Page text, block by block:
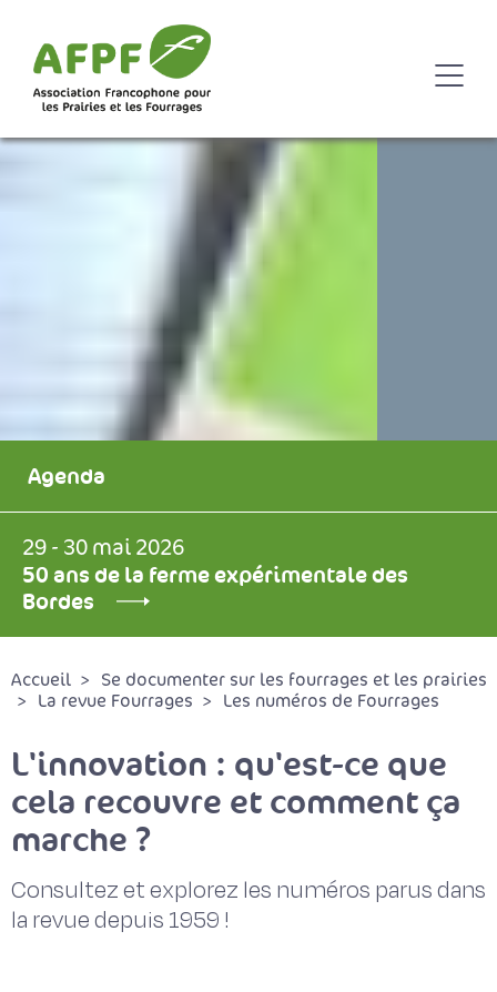
Agenda
29 - 30 mai 2026
50 ans de la ferme expérimentale des
Bordes
Accueil
Se documenter sur les fourrages et les prairies
La revue Fourrages
Les numéros de Fourrages
L'innovation : qu'est-ce que
cela recouvre et comment ça
marche ?
Consultez et explorez les numéros parus dans
la revue depuis 1959 !